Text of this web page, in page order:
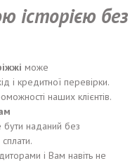
ю історією без
жжі може
і кредитної перевірки.
наших клієнтів.
наданий без
і Вам навіть не